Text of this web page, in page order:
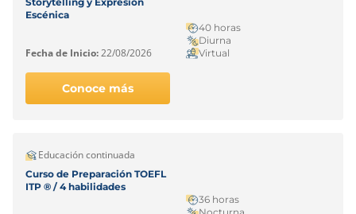
Escénica
Fecha de Inicio:22/08/2026
40 horas
Diurna
Virtual
Conoce más
Educación continuada
Curso de Preparación TOEFL
ITP ® / 4 habilidades
36 horas